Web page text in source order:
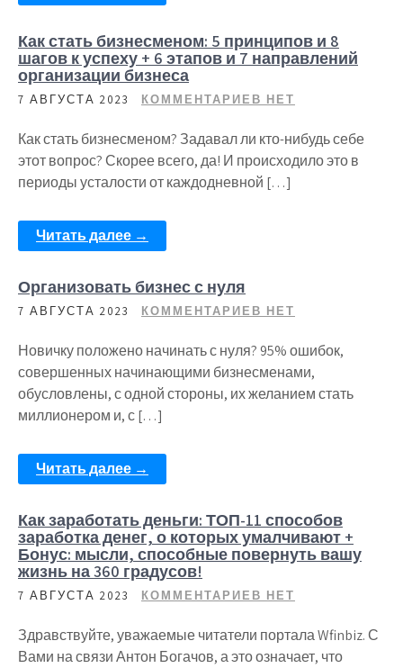
Как стать бизнесменом: 5 принципов и 8
шагов к успеху + 6 этапов и 7 направлений
организации бизнеса
7 АВГУСТА 2023 КОММЕНТАРИЕВ НЕТ
Как стать бизнесменом? Задавал ли кто-нибудь себе
этот вопрос? Скорее всего, да! И происходило это в
периоды усталости от каждодневной […]
Читать далее →
Организовать бизнес с нуля
7 АВГУСТА 2023 КОММЕНТАРИЕВ НЕТ
Новичку положено начинать с нуля? 95% ошибок,
совершенных начинающими бизнесменами,
обусловлены, с одной стороны, их желанием стать
миллионером и, с […]
Читать далее →
Как заработать деньги: ТОП-11 способов
заработка денег, о которых умалчивают +
Бонус: мысли, способные повернуть вашу
жизнь на 360 градусов!
7 АВГУСТА 2023 КОММЕНТАРИЕВ НЕТ
Здравствуйте, уважаемые читатели портала Wfinbiz. С
Вами на связи Антон Богачов, а это означает, что